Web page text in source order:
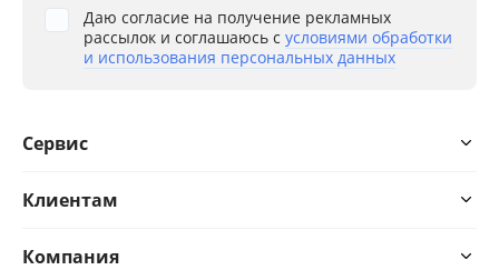
Даю согласие на получение рекламных
рассылок и соглашаюсь с условиями обработки
и использования персональных данных
Сервис
Клиентам
Компания